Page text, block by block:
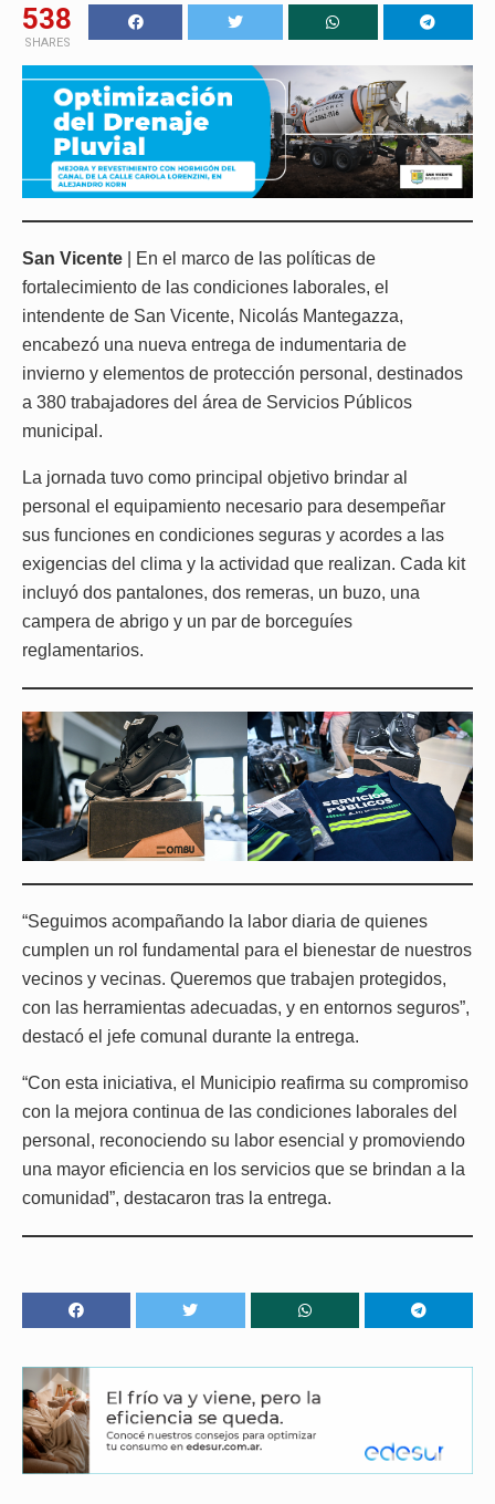
538
SHARES
San Vicente | En el marco de las políticas de
fortalecimiento de las condiciones laborales, el
intendente de San Vicente, Nicolás Mantegazza,
encabezó una nueva entrega de indumentaria de
invierno y elementos de protección personal, destinados
a 380 trabajadores del área de Servicios Públicos
municipal.
La jornada tuvo como principal objetivo brindar al
personal el equipamiento necesario para desempeñar
sus funciones en condiciones seguras y acordes a las
exigencias del clima y la actividad que realizan. Cada kit
incluyó dos pantalones, dos remeras, un buzo, una
campera de abrigo y un par de borceguíes
reglamentarios.
“Seguimos acompañando la labor diaria de quienes
cumplen un rol fundamental para el bienestar de nuestros
vecinos y vecinas. Queremos que trabajen protegidos,
con las herramientas adecuadas, y en entornos seguros”,
destacó el jefe comunal durante la entrega.
“Con esta iniciativa, el Municipio reafirma su compromiso
con la mejora continua de las condiciones laborales del
personal, reconociendo su labor esencial y promoviendo
una mayor eficiencia en los servicios que se brindan a la
comunidad”, destacaron tras la entrega.